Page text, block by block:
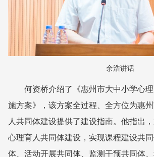
余浩讲话
何资桥介绍了《惠州市大中小学心
施方案》，该方案全过程、全方位为惠
人共同体建设提供了建设指南。他指出
心理育人共同体建设，实现课程建设共
体、活动开展共同体、监测干预共同体